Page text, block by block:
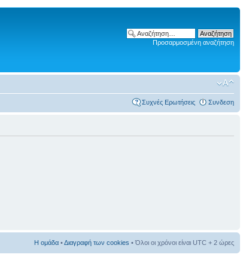
Προσαρμοσμένη αναζήτηση
Συχνές Ερωτήσεις Συνδεση
Η ομάδα •Διαγραφή των cookies • Όλοι οι χρόνοι είναι UTC + 2 ώρες